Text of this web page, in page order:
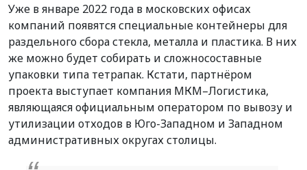
Уже в январе 2022 года в московских офисах
компаний появятся специальные контейнеры для
раздельного сбора стекла, металла и пластика. В них
же можно будет собирать и сложносоставные
упаковки типа тетрапак. Кстати, партнёром
проекта выступает компания МКМ–Логистика,
являющаяся официальным оператором по вывозу и
утилизации отходов в Юго-Западном и Западном
административных округах столицы.